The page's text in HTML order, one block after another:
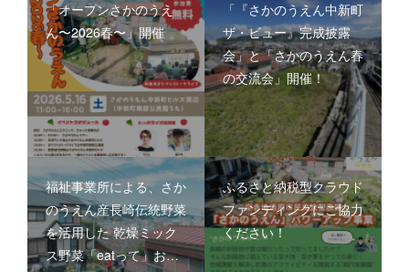
「オープンさかのうえ
ん〜2026春〜」開催
「『さかのうえん中新町
ザ・ビュー』完成披露
会」と「さかのうえん春
の交流会」開催！
福祉事業所による、さか
のうえん産長崎伝統野菜
を活用した 乾燥ミック
ス野菜「eatって」お…
ふるさと納税型クラウド
ファンディングにご協力
ください！